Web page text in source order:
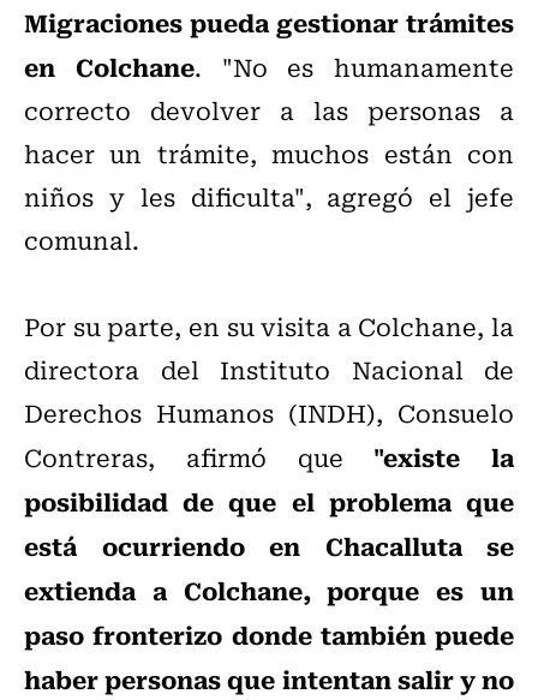
Migraciones pueda gestionar trámites
en Colchane. "No es humanamente
correcto devolver a las personas a
hacer un trámite, muchos están con
niños y les dificulta", agregó el jefe
comunal.
Por su parte, en su visita a Colchane, la
directora del Instituto Nacional de
Derechos Humanos (INDH), Consuelo
Contreras, afirmó que "existe la
posibilidad de que el problema que
está ocurriendo en Chacalluta se
extienda a Colchane, porque es un
paso fronterizo donde también puede
haber personas que intentan salir y no